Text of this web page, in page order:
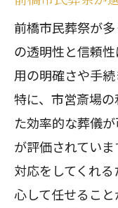
前橋市民葬祭が
の透明性と信頼
用の明確さや手続
特に、市営斎場
た効率的な葬儀
が評価されてい
対応をしてくれ
心して任せること